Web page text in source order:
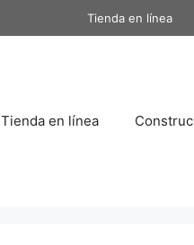
Tienda en línea
Tienda en línea